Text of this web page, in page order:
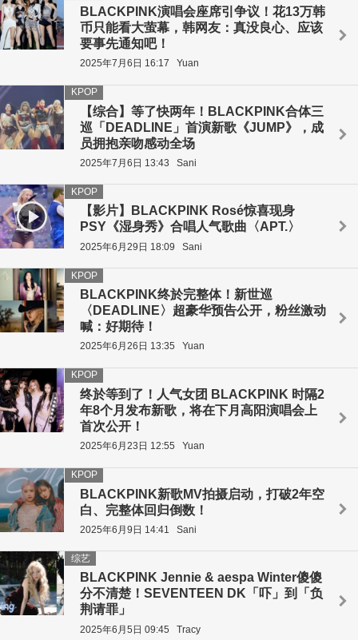
BLACKPINK演唱会座席引争议！花13万韩
币只能看大萤幕，韩网友：真没良心、应该
要事先通知吧！
2025年7月6日 16:17 Yuan
【综合】等了快两年！BLACKPINK合体三
巡「DEADLINE」首演新歌《JUMP》，成
员拥抱亲吻感动全场
KPOP
2025年7月6日 13:43 Sani
【影片】BLACKPINK Rosé惊喜现身
PSY《湿身秀》合唱人气歌曲〈APT.〉
KPOP
2025年6月29日 18:09 Sani
BLACKPINK终於完整体！新世巡
〈DEADLINE〉超豪华预告公开，粉丝激动
喊：好期待！
KPOP
2025年6月26日 13:35 Yuan
终於等到了！人气女团 BLACKPINK 时隔2
年8个月发布新歌，将在下月高阳演唱会上
首次公开！
KPOP
2025年6月23日 12:55 Yuan
BLACKPINK新歌MV拍摄启动，打破2年空
白、完整体回归倒数！
KPOP
2025年6月9日 14:41 Sani
BLACKPINK Jennie & aespa Winter傻傻
分不清楚！SEVENTEEN DK「吓」到「负
荆请罪」
综艺
2025年6月5日 09:45 Tracy